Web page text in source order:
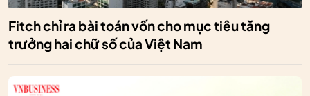
Fitch chỉ ra bài toán vốn cho mục tiêu tăng
trưởng hai chữ số của Việt Nam